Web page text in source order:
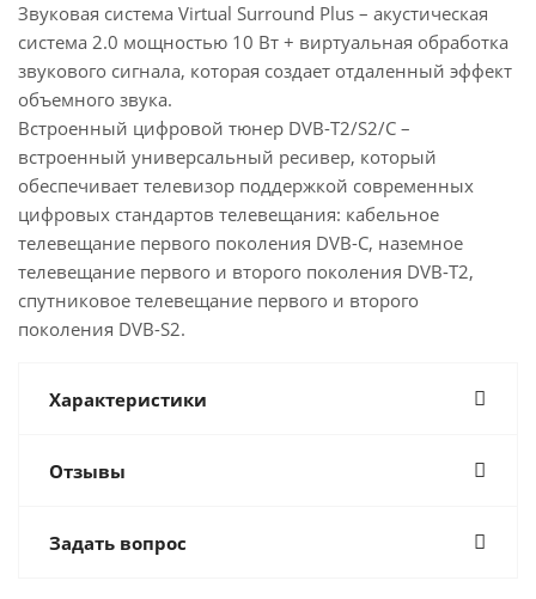
Звуковая система Virtual Surround Plus – акустическая
система 2.0 мощностью 10 Вт + виртуальная обработка
звукового сигнала, которая создает отдаленный эффект
объемного звука.
Встроенный цифровой тюнер DVB-T2/S2/C –
встроенный универсальный ресивер, который
обеспечивает телевизор поддержкой современных
цифровых стандартов телевещания: кабельное
телевещание первого поколения DVB-C, наземное
телевещание первого и второго поколения DVB-T2,
спутниковое телевещание первого и второго
поколения DVB-S2.
Характеристики
Отзывы
Задать вопрос